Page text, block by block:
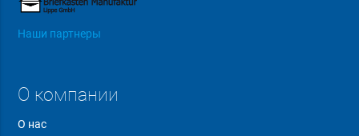
Наши партнеры
О компании
О нас